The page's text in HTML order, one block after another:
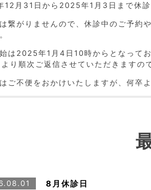
12月31日から2025年1月3日まで休診
繋がりませんので、休診中のご予約
は2025年1月4日10時からとなってお
り順次ご返信させていただきますの
ご不便をおかけいたしますが、何卒
8月休診日